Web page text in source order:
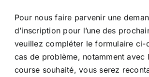
Pour nous faire parvenir une
d’inscription pour l’une des
veuillez compléter le formulaire ci-
cas de problème, notamment avec
course souhaité, vous serez